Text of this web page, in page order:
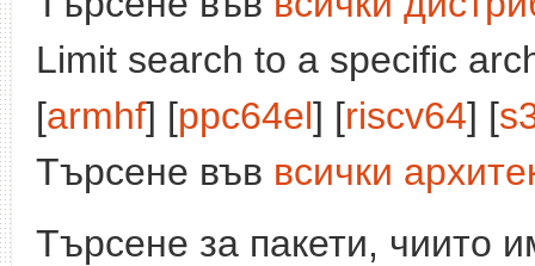
Limit search to a specific
[armhf] [ppc64el] [riscv64] [
Търсене във всички
Търсене за пакети, чиито